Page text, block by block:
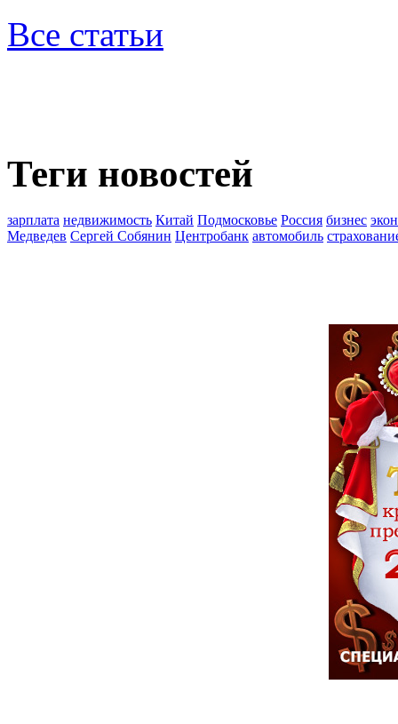
Все статьи
Теги новостей
зарплата недвижимость Китай Подмосковье Россия бизнес
Медведев Сергей Собянин Центробанк автомобиль